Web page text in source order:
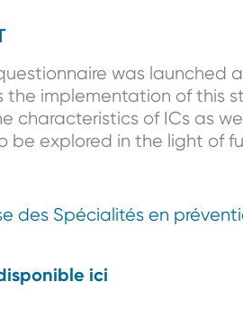
was launched
the implementation of this
characteristics of ICs as
be explored in the light of
des Spécialités en
ici